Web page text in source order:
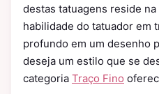
destas tatuagens reside
habilidade do tatuador em
profundo em um desenho
deseja um estilo que se
categoria Traço Fino